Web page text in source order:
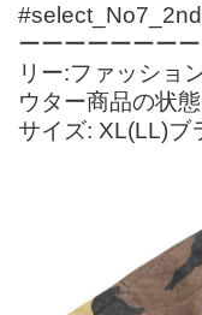
ーーーーーーー
リー:ファッショ
ウター商品の状
サイズ: XL(LL)ブ